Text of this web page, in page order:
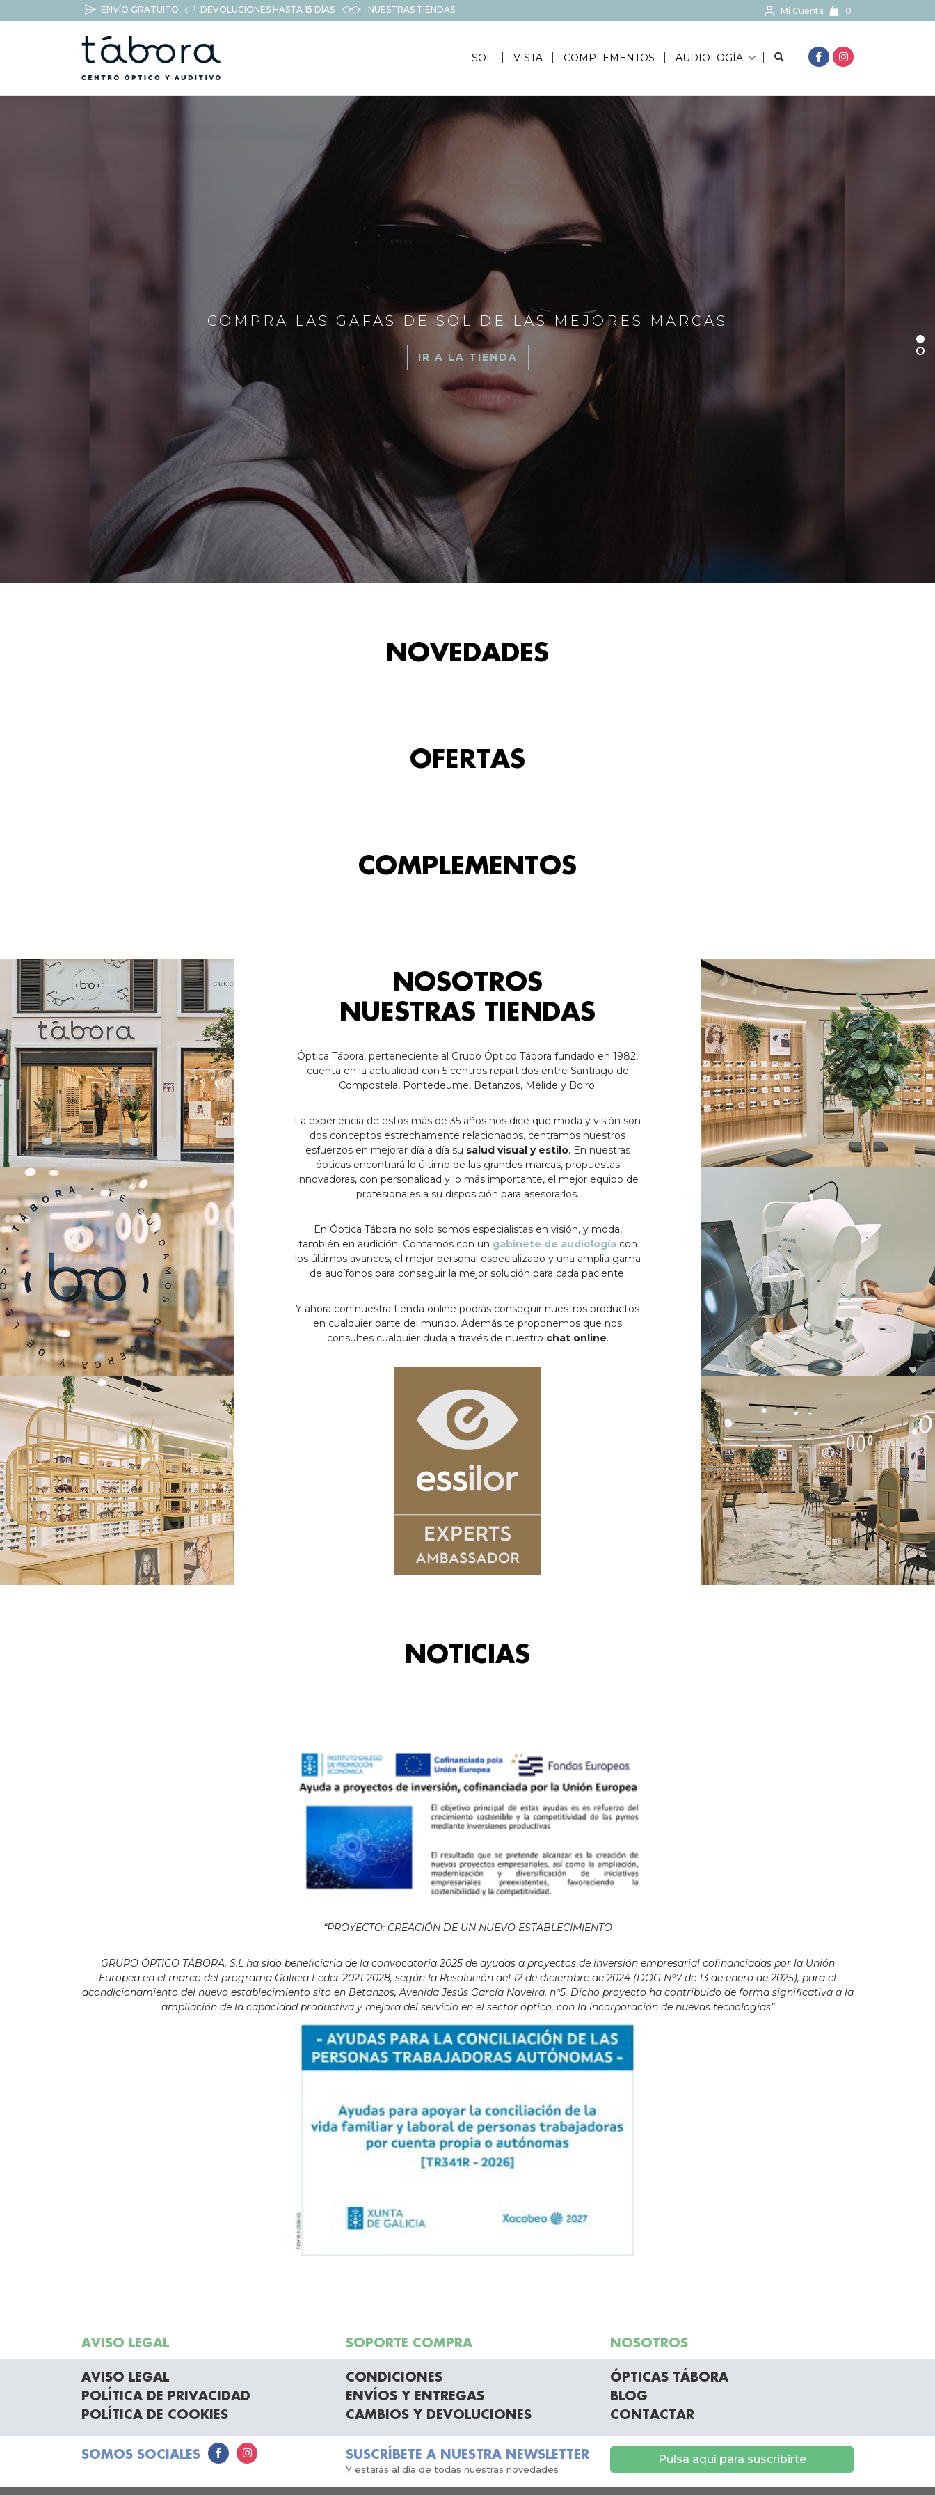
ENVÍO GRATUITO DEVOLUCIONES HASTA 15 DÍAS NUESTRAS TIENDAS Mi Cuenta 0
SOL VISTA COMPLEMENTOS AUDIOLOGÍA BUSCAR...
COMPRA LAS GAFAS DE SOL DE LAS MEJORES MARCAS
IR A LA TIENDA
NOVEDADES
OFERTAS
COMPLEMENTOS
NOSOTROS
NUESTRAS TIENDAS
Óptica Tábora, perteneciente al Grupo Óptico Tábora fundado en 1982,
cuenta en la actualidad con 5 centros repartidos entre Santiago de
Compostela, Pontedeume, Betanzos, Melide y Boiro.
La experiencia de estos más de 35 años nos dice que moda y visión son
dos conceptos estrechamente relacionados, centramos nuestros
esfuerzos en mejorar día a día su salud visual y estilo. En nuestras
ópticas encontrará lo último de las grandes marcas, propuestas
innovadoras, con personalidad y lo más importante, el mejor equipo de
profesionales a su disposición para asesorarlos.
En Óptica Tábora no solo somos especialistas en visión, y moda,
también en audición. Contamos con un gabinete de audiología con
los últimos avances, el mejor personal especializado y una amplia gama
de audífonos para conseguir la mejor solución para cada paciente.
Y ahora con nuestra tienda online podrás conseguir nuestros productos
en cualquier parte del mundo. Además te proponemos que nos
consultes cualquier duda a través de nuestro chat online.
NOTICIAS
“PROYECTO: CREACIÓN DE UN NUEVO ESTABLECIMIENTO
GRUPO ÓPTICO TÁBORA, S.L ha sido beneficiaria de la convocatoria 2025 de ayudas a proyectos de inversión empresarial cofinanciadas por la Unión
Europea en el marco del programa Galicia Feder 2021-2028, según la Resolución del 12 de diciembre de 2024 (DOG Nº7 de 13 de enero de 2025), para el
acondicionamiento del nuevo establecimiento sito en Betanzos, Avenida Jesús García Naveira, nº5. Dicho proyecto ha contribuido de forma significativa a la
ampliación de la capacidad productiva y mejora del servicio en el sector óptico, con la incorporación de nuevas tecnologías”
AVISO LEGAL SOPORTE COMPRA NOSOTROS
AVISO LEGAL
POLÍTICA DE PRIVACIDAD
POLÍTICA DE COOKIES
CONDICIONES
ENVÍOS Y ENTREGAS
CAMBIOS Y DEVOLUCIONES
ÓPTICAS TÁBORA
BLOG
CONTACTAR
SOMOS SOCIALES SUSCRÍBETE A NUESTRA NEWSLETTER
Y estarás al día de todas nuestras novedades
Pulsa aquí para suscribirte